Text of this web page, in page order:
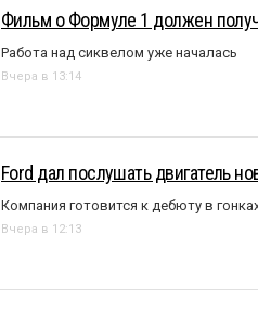
Фильм о Формуле 1 должен
Работа над сиквелом уже началась
Вчера в 13:14
Ford дал послушать двигатель
Компания готовится к дебюту в
Вчера в 12:13